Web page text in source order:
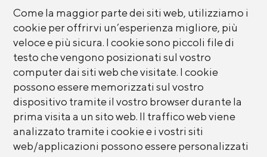
Come la maggior parte dei siti web, utilizziamo i
cookie per offrirvi un’esperienza migliore, più
veloce e più sicura. I cookie sono piccoli file di
testo che vengono posizionati sul vostro
computer dai siti web che visitate. I cookie
possono essere memorizzati sul vostro
dispositivo tramite il vostro browser durante la
prima visita a un sito web. Il traffico web viene
analizzato tramite i cookie e i vostri siti
web/applicazioni possono essere personalizzati